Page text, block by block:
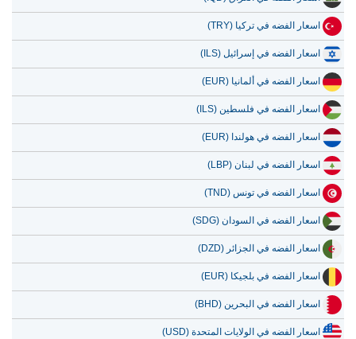
اسعار الفضه في تركيا (TRY)
اسعار الفضه في إسرائيل (ILS)
اسعار الفضه في ألمانيا (EUR)
اسعار الفضه في فلسطين (ILS)
اسعار الفضه في هولندا (EUR)
اسعار الفضه في لبنان (LBP)
اسعار الفضه في تونس (TND)
اسعار الفضه في السودان (SDG)
اسعار الفضه في الجزائر (DZD)
اسعار الفضه في بلجيكا (EUR)
اسعار الفضه في البحرين (BHD)
اسعار الفضه في الولايات المتحدة (USD)